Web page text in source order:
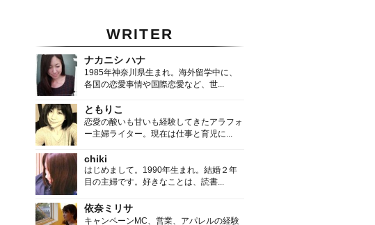
WRITER
ナカニシ ハナ
1985年神奈川県生まれ。海外留学中に、
各国の恋愛事情や国際恋愛など、世...
ともりこ
恋愛の酸いも甘いも経験してきたアラフォ
ー主婦ライター。現在は仕事と育児に...
chiki
はじめまして。1990年生まれ。結婚２年
目の主婦です。好きなことは、読書...
依奈ミリサ
キャンペーンMC、営業、アパレルの経験